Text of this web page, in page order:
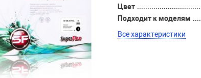
Цвет
Подходит к моделям
Все характеристики